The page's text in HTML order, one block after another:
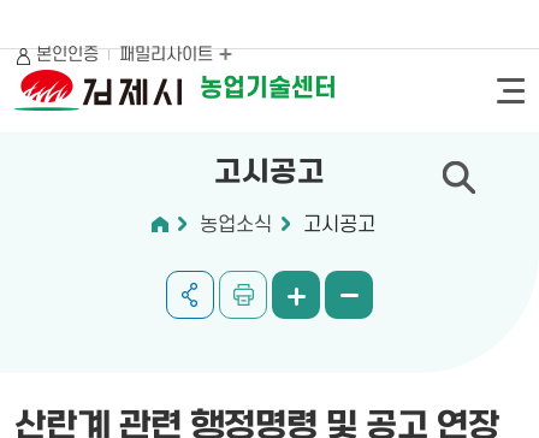
농업기술센터
본인인증 패밀리사이트
고시공고
농업소식 고시공고
산란계 관련 행정명령 및 공고 연장